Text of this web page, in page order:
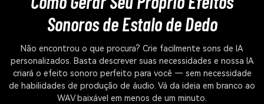
Sonoros de Estalo de Dedo
Não encontrou o que procura? Crie facilmente sons de IA
personalizados. Basta descrever suas necessidades e nossa IA
criará o efeito sonoro perfeito para você — sem necessidade
de habilidades de produção de áudio. Vá da ideia em branco ao
WAV baixável em menos de um minuto.